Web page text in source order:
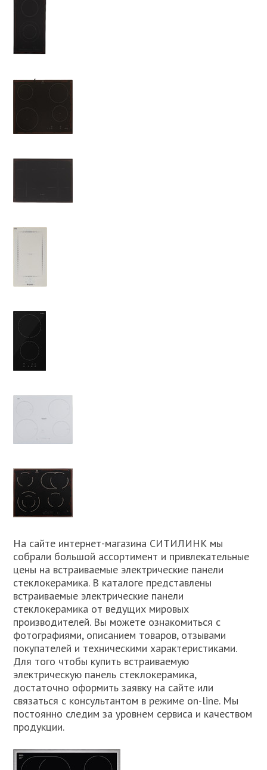
На сайте интернет-магазина СИТИЛИНК мы
собрали большой ассортимент и привлекательные
цены на встраиваемые электрические панели
стеклокерамика. В каталоге представлены
встраиваемые электрические панели
стеклокерамика от ведущих мировых
производителей. Вы можете ознакомиться с
фотографиями, описанием товаров, отзывами
покупателей и техническими характеристиками.
Для того чтобы купить встраиваемую
электрическую панель стеклокерамика,
достаточно оформить заявку на сайте или
связаться с консультантом в режиме on-line. Мы
постоянно следим за уровнем сервиса и качеством
продукции.